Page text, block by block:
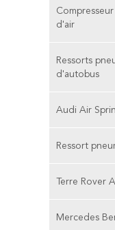
d'air
Ressorts
d'autobus
Audi Air
Ressort
Terre Rover
Mercedes